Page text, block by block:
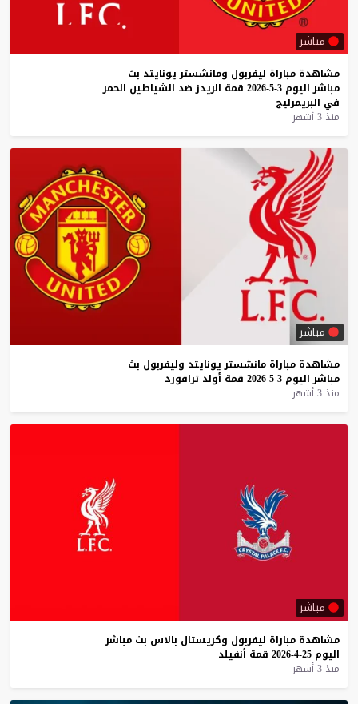
مباشر
مشاهدة مباراة ليفربول ومانشستر يونايتد بث
مباشر اليوم 3-5-2026 قمة الريدز ضد الشياطين الحمر
في البريمرليج
منذ 3 أشهر
مباشر
مشاهدة مباراة مانشستر يونايتد وليفربول بث
مباشر اليوم 3-5-2026 قمة أولد ترافورد
منذ 3 أشهر
مباشر
مشاهدة مباراة ليفربول وكريستال بالاس بث مباشر
اليوم 25-4-2026 قمة أنفيلد
منذ 3 أشهر